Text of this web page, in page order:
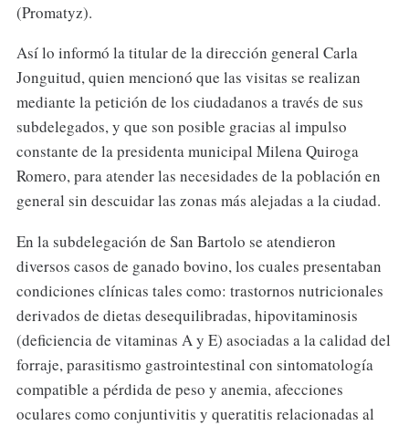
(Promatyz).
Así lo informó la titular de la dirección general Carla
Jonguitud, quien mencionó que las visitas se realizan
mediante la petición de los ciudadanos a través de sus
subdelegados, y que son posible gracias al impulso
constante de la presidenta municipal Milena Quiroga
Romero, para atender las necesidades de la población en
general sin descuidar las zonas más alejadas a la ciudad.
En la subdelegación de San Bartolo se atendieron
diversos casos de ganado bovino, los cuales presentaban
condiciones clínicas tales como: trastornos nutricionales
derivados de dietas desequilibradas, hipovitaminosis
(deficiencia de vitaminas A y E) asociadas a la calidad del
forraje, parasitismo gastrointestinal con sintomatología
compatible a pérdida de peso y anemia, afecciones
oculares como conjuntivitis y queratitis relacionadas al